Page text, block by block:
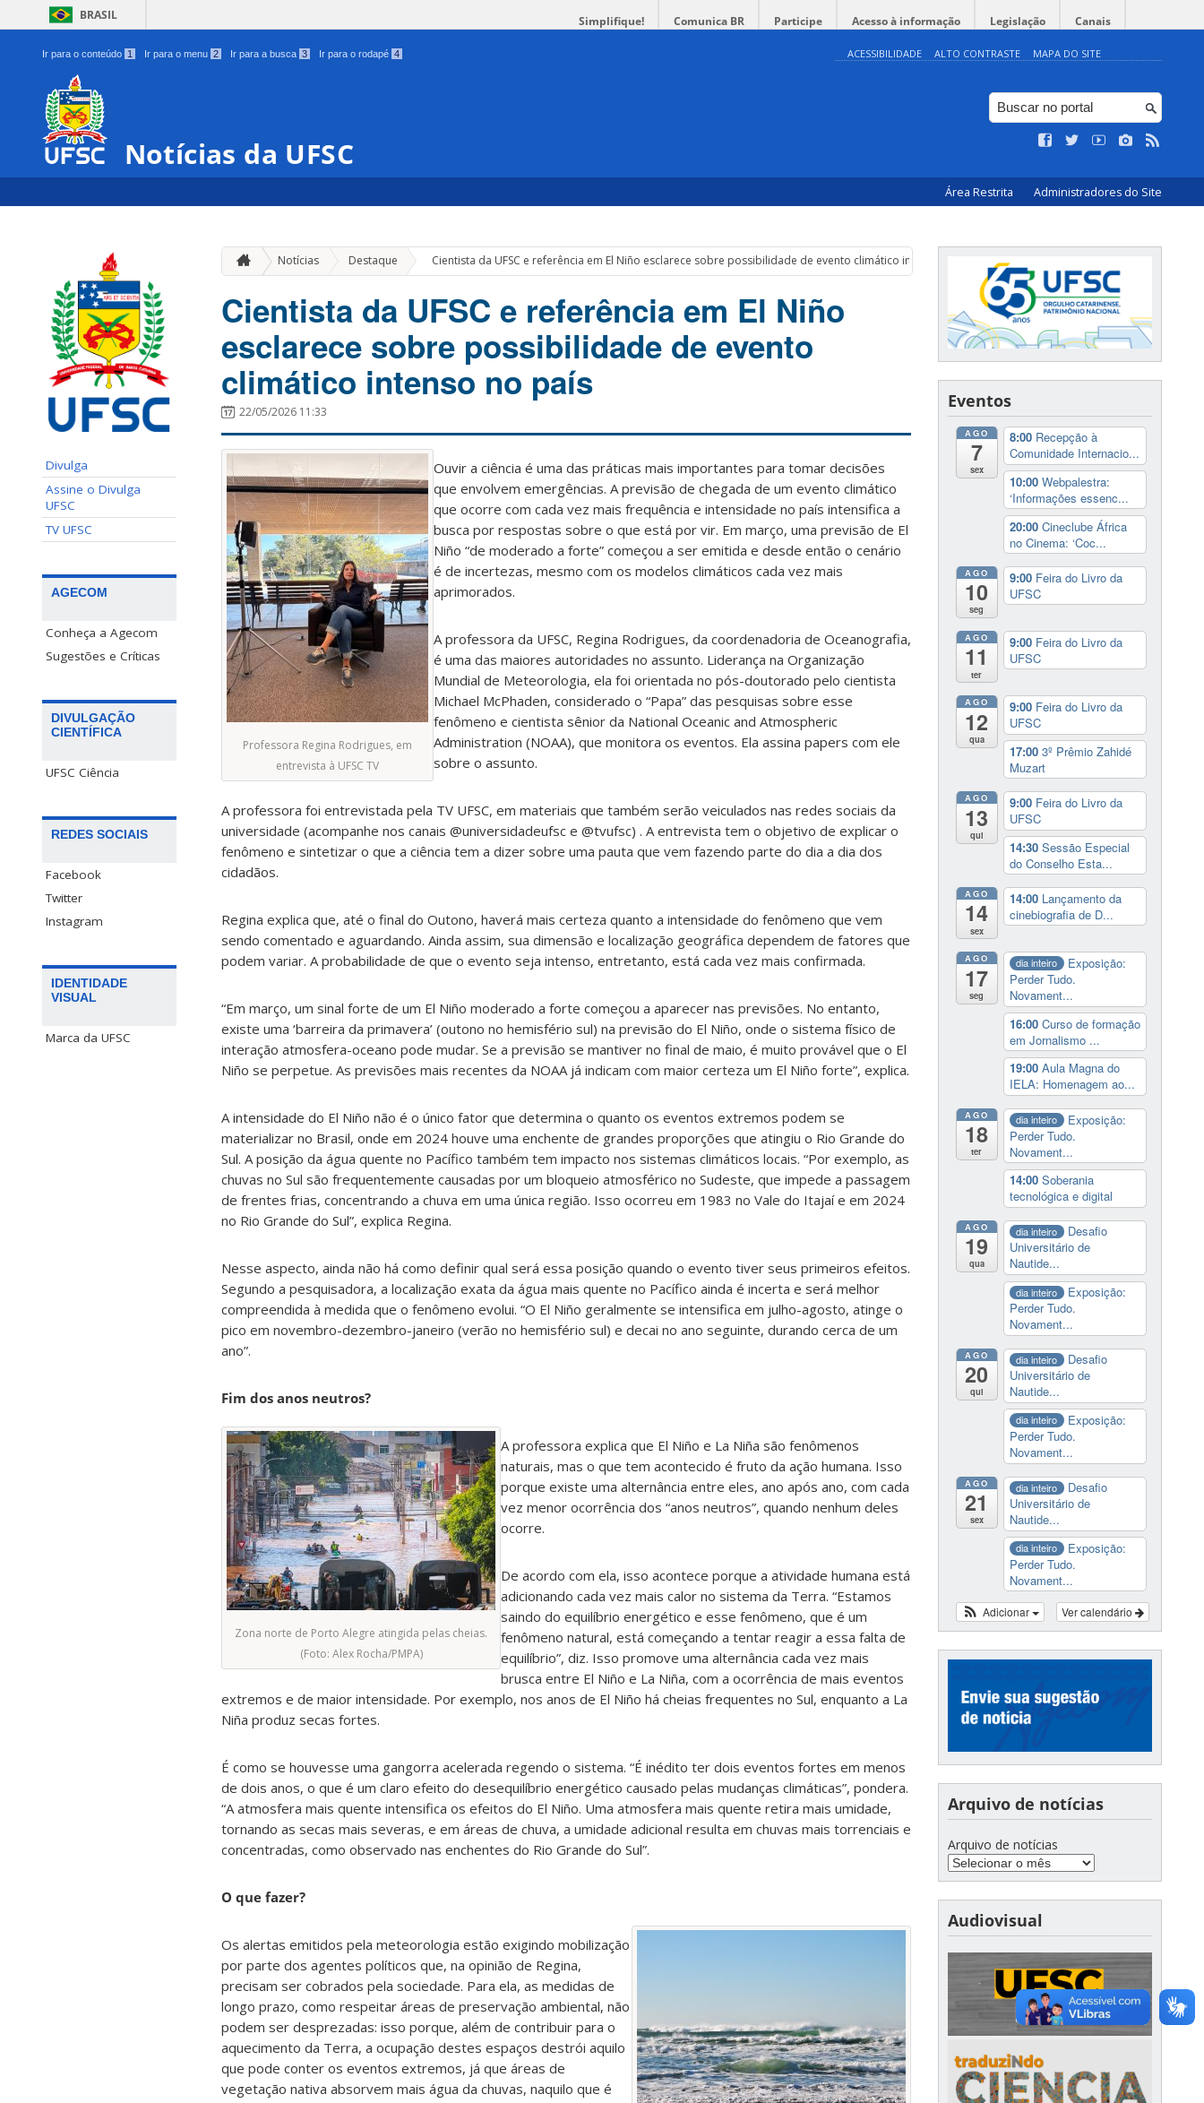
BRASIL Simplifique! Comunica BR Participe Acesso à informação Legislação Canais
Ir para o conteúdo 1 Ir para o menu 2 Ir para a busca 3 Ir para o rodapé 4 ACESSIBILIDADE ALTO CONTRASTE MAPA DO SITE
Notícias da UFSC
Área Restrita Administradores do Site
Divulga
Assine o Divulga
UFSC
TV UFSC
AGECOM
Conheça a Agecom
Sugestões e Críticas
DIVULGAÇÃO
CIENTÍFICA
UFSC Ciência
REDES SOCIAIS
Facebook
Twitter
Instagram
IDENTIDADE
VISUAL
Marca da UFSC
Notícias Destaque » Cientista da UFSC e referência em El Niño esclarece sobre possibilidade de evento climático intenso no país
Cientista da UFSC e referência em El Niño
esclarece sobre possibilidade de evento
climático intenso no país
22/05/2026 11:33
Professora Regina Rodrigues, em
entrevista à UFSC TV
Ouvir a ciência é uma das práticas mais importantes para tomar decisões
que envolvem emergências. A previsão de chegada de um evento climático
que ocorre com cada vez mais frequência e intensidade no país intensifica a
busca por respostas sobre o que está por vir. Em março, uma previsão de El
Niño “de moderado a forte” começou a ser emitida e desde então o cenário
é de incertezas, mesmo com os modelos climáticos cada vez mais
aprimorados.
A professora da UFSC, Regina Rodrigues, da coordenadoria de Oceanografia,
é uma das maiores autoridades no assunto. Liderança na Organização
Mundial de Meteorologia, ela foi orientada no pós-doutorado pelo cientista
Michael McPhaden, considerado o “Papa” das pesquisas sobre esse
fenômeno e cientista sênior da National Oceanic and Atmospheric
Administration (NOAA), que monitora os eventos. Ela assina papers com ele
sobre o assunto.
A professora foi entrevistada pela TV UFSC, em materiais que também serão veiculados nas redes sociais da
universidade (acompanhe nos canais @universidadeufsc e @tvufsc) . A entrevista tem o objetivo de explicar o
fenômeno e sintetizar o que a ciência tem a dizer sobre uma pauta que vem fazendo parte do dia a dia dos
cidadãos.
Regina explica que, até o final do Outono, haverá mais certeza quanto a intensidade do fenômeno que vem
sendo comentado e aguardando. Ainda assim, sua dimensão e localização geográfica dependem de fatores que
podem variar. A probabilidade de que o evento seja intenso, entretanto, está cada vez mais confirmada.
“Em março, um sinal forte de um El Niño moderado a forte começou a aparecer nas previsões. No entanto,
existe uma ‘barreira da primavera’ (outono no hemisfério sul) na previsão do El Niño, onde o sistema físico de
interação atmosfera-oceano pode mudar. Se a previsão se mantiver no final de maio, é muito provável que o El
Niño se perpetue. As previsões mais recentes da NOAA já indicam com maior certeza um El Niño forte”, explica.
A intensidade do El Niño não é o único fator que determina o quanto os eventos extremos podem se
materializar no Brasil, onde em 2024 houve uma enchente de grandes proporções que atingiu o Rio Grande do
Sul. A posição da água quente no Pacífico também tem impacto nos sistemas climáticos locais. “Por exemplo, as
chuvas no Sul são frequentemente causadas por um bloqueio atmosférico no Sudeste, que impede a passagem
de frentes frias, concentrando a chuva em uma única região. Isso ocorreu em 1983 no Vale do Itajaí e em 2024
no Rio Grande do Sul”, explica Regina.
Nesse aspecto, ainda não há como definir qual será essa posição quando o evento tiver seus primeiros efeitos.
Segundo a pesquisadora, a localização exata da água mais quente no Pacífico ainda é incerta e será melhor
compreendida à medida que o fenômeno evolui. “O El Niño geralmente se intensifica em julho-agosto, atinge o
pico em novembro-dezembro-janeiro (verão no hemisfério sul) e decai no ano seguinte, durando cerca de um
ano”.
Fim dos anos neutros?
Zona norte de Porto Alegre atingida pelas cheias.
(Foto: Alex Rocha/PMPA)
A professora explica que El Niño e La Niña são fenômenos
naturais, mas o que tem acontecido é fruto da ação humana. Isso
porque existe uma alternância entre eles, ano após ano, com cada
vez menor ocorrência dos “anos neutros”, quando nenhum deles
ocorre.
De acordo com ela, isso acontece porque a atividade humana está
adicionando cada vez mais calor no sistema da Terra. “Estamos
saindo do equilíbrio energético e esse fenômeno, que é um
fenômeno natural, está começando a tentar reagir a essa falta de
equilíbrio”, diz. Isso promove uma alternância cada vez mais
brusca entre El Niño e La Niña, com a ocorrência de mais eventos
extremos e de maior intensidade. Por exemplo, nos anos de El Niño há cheias frequentes no Sul, enquanto a La
Niña produz secas fortes.
É como se houvesse uma gangorra acelerada regendo o sistema. “É inédito ter dois eventos fortes em menos
de dois anos, o que é um claro efeito do desequilíbrio energético causado pelas mudanças climáticas”, pondera.
“A atmosfera mais quente intensifica os efeitos do El Niño. Uma atmosfera mais quente retira mais umidade,
tornando as secas mais severas, e em áreas de chuva, a umidade adicional resulta em chuvas mais torrenciais e
concentradas, como observado nas enchentes do Rio Grande do Sul”.
O que fazer?
Os alertas emitidos pela meteorologia estão exigindo mobilização
por parte dos agentes políticos que, na opinião de Regina,
precisam ser cobrados pela sociedade. Para ela, as medidas de
longo prazo, como respeitar áreas de preservação ambiental, não
podem ser desprezadas: isso porque, além de contribuir para o
aquecimento da Terra, a ocupação destes espaços destrói aquilo
que pode conter os eventos extremos, já que áreas de
vegetação nativa absorvem mais água da chuvas, naquilo que é
Eventos
AGO
7
sex
8:00 Recepção à
Comunidade Internacio...
10:00 Webpalestra:
‘Informações essenc...
20:00 Cineclube África
no Cinema: ‘Coc...
AGO
10
seg
9:00 Feira do Livro da
UFSC
AGO
11
ter
9:00 Feira do Livro da
UFSC
AGO
12
qua
9:00 Feira do Livro da
UFSC
17:00 3º Prêmio Zahidé
Muzart
AGO
13
qui
9:00 Feira do Livro da
UFSC
14:30 Sessão Especial
do Conselho Esta...
AGO
14
sex
14:00 Lançamento da
cinebiografia de D...
AGO
17
seg
dia inteiro
Exposição:
Perder Tudo.
Novament...
16:00 Curso de formação
em Jornalismo ...
19:00 Aula Magna do
IELA: Homenagem ao...
AGO
18
ter
dia inteiro
Exposição:
Perder Tudo.
Novament...
14:00 Soberania
tecnológica e digital
AGO
19
qua
dia inteiro
Desafio
Universitário de
Nautide...
dia inteiro
Exposição:
Perder Tudo.
Novament...
AGO
20
qui
dia inteiro
Desafio
Universitário de
Nautide...
dia inteiro
Exposição:
Perder Tudo.
Novament...
AGO
21
sex
dia inteiro
Desafio
Universitário de
Nautide...
dia inteiro
Exposição:
Perder Tudo.
Novament...
Ver calendário
Adicionar
Arquivo de notícias
Arquivo de notícias
Audiovisual